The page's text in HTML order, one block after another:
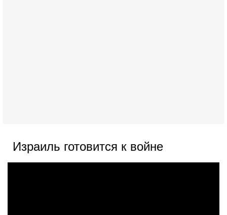
Израиль готовится к войне